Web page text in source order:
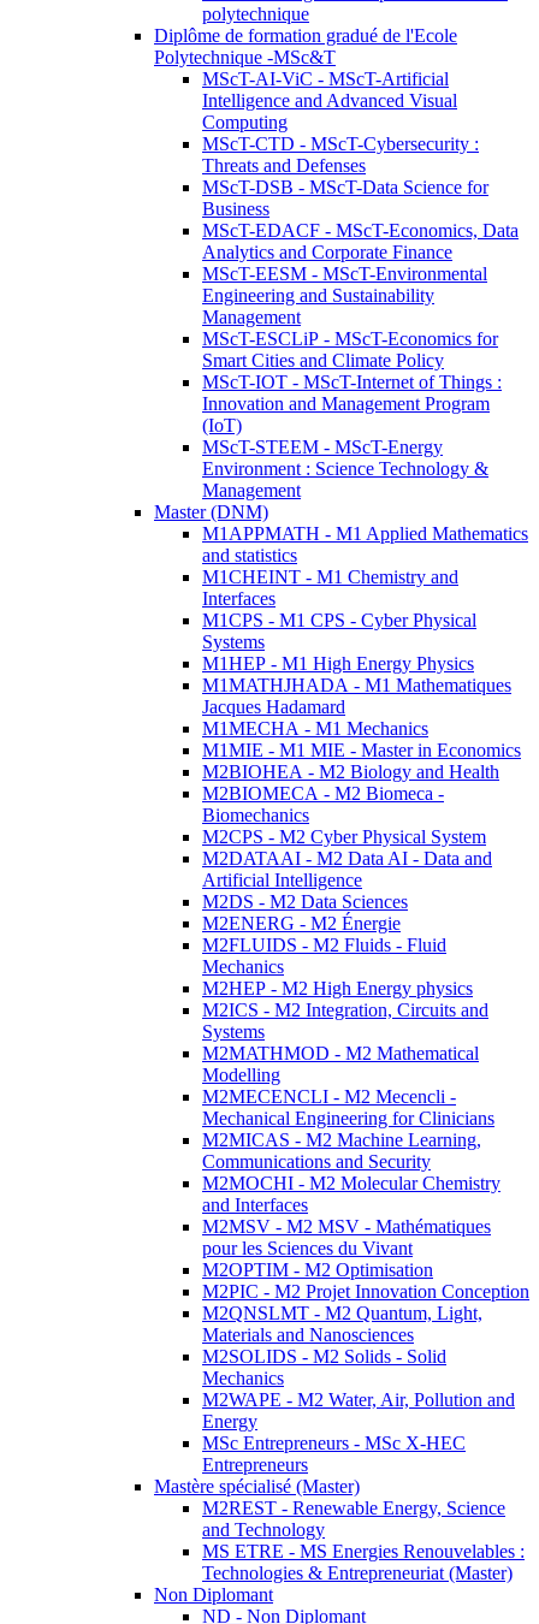
polytechnique
Diplôme de formation gradué de l'Ecole
Polytechnique -MSc&T
MScT-AI-ViC - MScT-Artificial
Intelligence and Advanced Visual
Computing
MScT-CTD - MScT-Cybersecurity :
Threats and Defenses
MScT-DSB - MScT-Data Science for
Business
MScT-EDACF - MScT-Economics, Data
Analytics and Corporate Finance
MScT-EESM - MScT-Environmental
Engineering and Sustainability
Management
MScT-ESCLiP - MScT-Economics for
Smart Cities and Climate Policy
MScT-IOT - MScT-Internet of Things :
Innovation and Management Program
(IoT)
MScT-STEEM - MScT-Energy
Environment : Science Technology &
Management
Master (DNM)
M1APPMATH - M1 Applied Mathematics
and statistics
M1CHEINT - M1 Chemistry and
Interfaces
M1CPS - M1 CPS - Cyber Physical
Systems
M1HEP - M1 High Energy Physics
M1MATHJHADA - M1 Mathematiques
Jacques Hadamard
M1MECHA - M1 Mechanics
M1MIE - M1 MIE - Master in Economics
M2BIOHEA - M2 Biology and Health
M2BIOMECA - M2 Biomeca -
Biomechanics
M2CPS - M2 Cyber Physical System
M2DATAAI - M2 Data AI - Data and
Artificial Intelligence
M2DS - M2 Data Sciences
M2ENERG - M2 Énergie
M2FLUIDS - M2 Fluids - Fluid
Mechanics
M2HEP - M2 High Energy physics
M2ICS - M2 Integration, Circuits and
Systems
M2MATHMOD - M2 Mathematical
Modelling
M2MECENCLI - M2 Mecencli -
Mechanical Engineering for Clinicians
M2MICAS - M2 Machine Learning,
Communications and Security
M2MOCHI - M2 Molecular Chemistry
and Interfaces
M2MSV - M2 MSV - Mathématiques
pour les Sciences du Vivant
M2OPTIM - M2 Optimisation
M2PIC - M2 Projet Innovation Conception
M2QNSLMT - M2 Quantum, Light,
Materials and Nanosciences
M2SOLIDS - M2 Solids - Solid
Mechanics
M2WAPE - M2 Water, Air, Pollution and
Energy
MSc Entrepreneurs - MSc X-HEC
Entrepreneurs
Mastère spécialisé (Master)
M2REST - Renewable Energy, Science
and Technology
MS ETRE - MS Energies Renouvelables :
Technologies & Entrepreneuriat (Master)
Non Diplomant
ND - Non Diplomant